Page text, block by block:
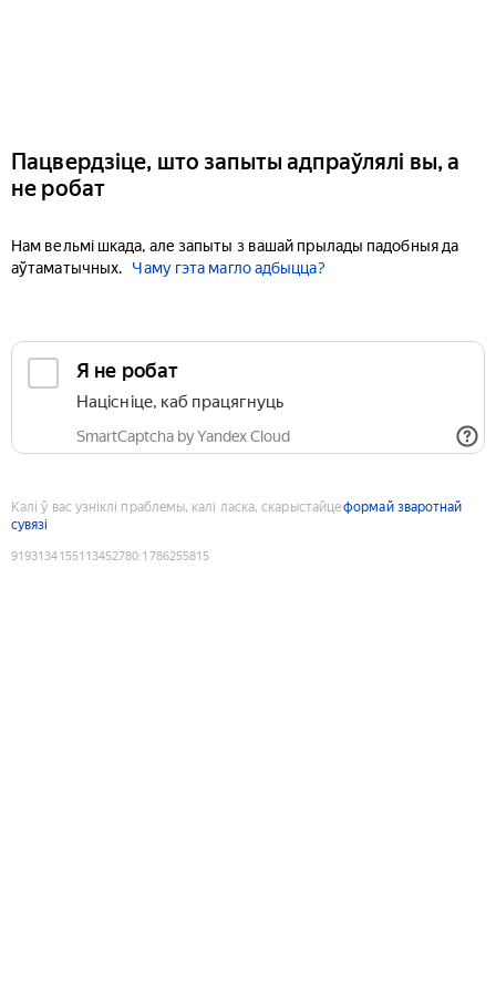
Пацвердзіце, што запыты адпраўлялі вы, а
не робат
Нам вельмі шкада, але запыты з вашай прылады падобныя да
аўтаматычных.
Чаму гэта магло адбыцца?
Я не робат
Націсніце, каб працягнуць
SmartCaptcha by Yandex Cloud
Калі ў вас узніклі праблемы, калі ласка, скарыстайцеформай зваротнай
сувязі
9193134155113452780:1786255815